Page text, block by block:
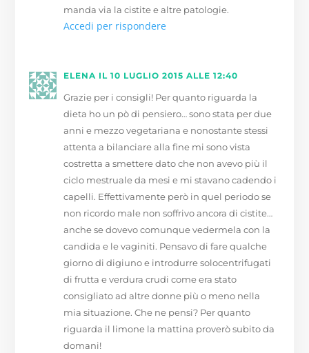
manda via la cistite e altre patologie.
Accedi per rispondere
ELENA IL 10 LUGLIO 2015 ALLE 12:40
Grazie per i consigli! Per quanto riguarda la
dieta ho un pò di pensiero… sono stata per due
anni e mezzo vegetariana e nonostante stessi
attenta a bilanciare alla fine mi sono vista
costretta a smettere dato che non avevo più il
ciclo mestruale da mesi e mi stavano cadendo i
capelli. Effettivamente però in quel periodo se
non ricordo male non soffrivo ancora di cistite…
anche se dovevo comunque vedermela con la
candida e le vaginiti. Pensavo di fare qualche
giorno di digiuno e introdurre solocentrifugati
di frutta e verdura crudi come era stato
consigliato ad altre donne più o meno nella
mia situazione. Che ne pensi? Per quanto
riguarda il limone la mattina proverò subito da
domani!